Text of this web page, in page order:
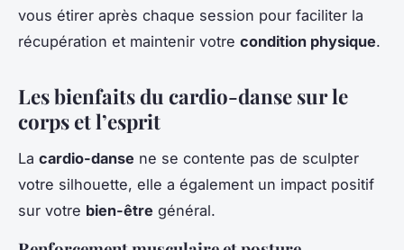
vous étirer après chaque session pour faciliter la
récupération et maintenir votre condition physique.
Les bienfaits du cardio-danse sur le
corps et l’esprit
La cardio-danse ne se contente pas de sculpter
votre silhouette, elle a également un impact positif
sur votre bien-être général.